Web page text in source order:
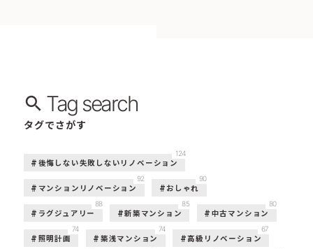
Tag search
タグでさがす
後悔しない失敗しないリノベーション
124
マンションリノベーション
92
おしゃれ
90
ラグジュアリー
88
新築マンション
85
中古マンション
80
照明計画
74
築浅マンション
74
高級リノベーション
67